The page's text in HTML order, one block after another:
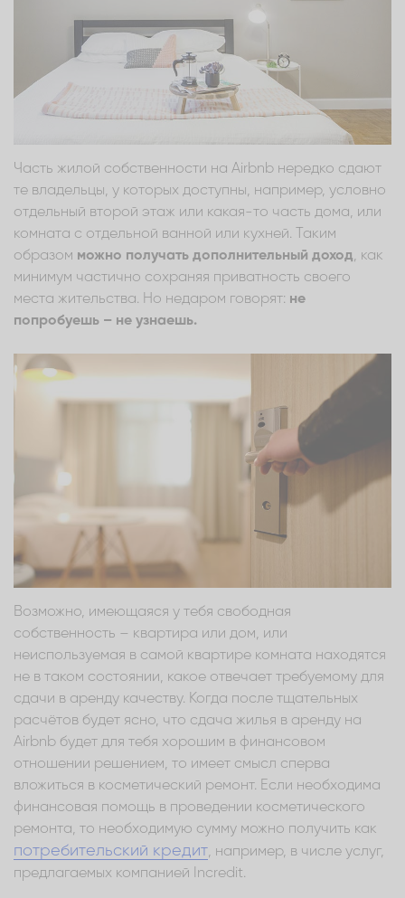
Часть жилой собственности на Airbnb нередко сдают
те владельцы, у которых доступны, например, условно
отдельный второй этаж или какая-то часть дома, или
комната с отдельной ванной или кухней. Таким
образом можно получать дополнительный доход, как
минимум частично сохраняя приватность своего
места жительства. Но недаром говорят: не
попробуешь – не узнаешь.
Возможно, имеющаяся у тебя свободная
собственность – квартира или дом, или
неиспользуемая в самой квартире комната находятся
не в таком состоянии, какое отвечает требуемому для
сдачи в аренду качеству. Когда после тщательных
расчётов будет ясно, что сдача жилья в аренду на
Airbnb будет для тебя хорошим в финансовом
отношении решением, то имеет смысл сперва
вложиться в косметический ремонт. Если необходима
финансовая помощь в проведении косметического
ремонта, то необходимую сумму можно получить как
потребительский кредит, например, в числе услуг,
предлагаемых компанией Incredit.